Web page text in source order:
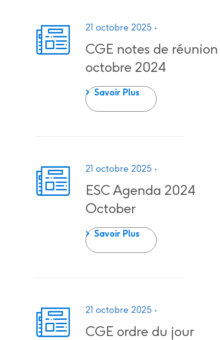
21 octobre 2025
CGE notes de réunion
octobre 2024
Savoir Plus
CGE notes de
21 octobre 2025
ESC Agenda 2024
October
Savoir Plus
ESC Agenda 2024
21 octobre 2025
CGE ordre du jour